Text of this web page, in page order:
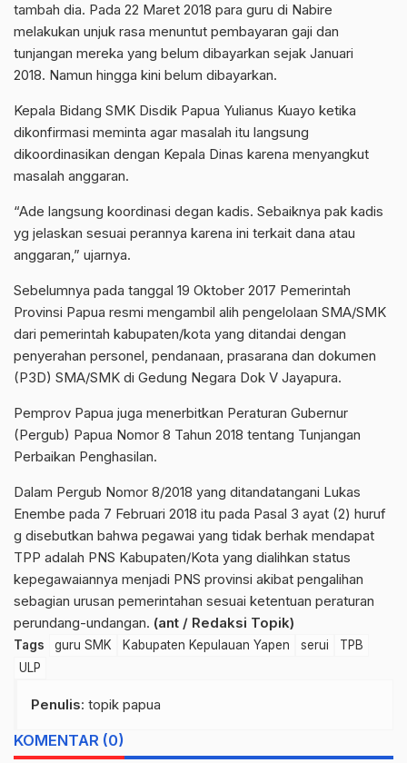
tambah dia. Pada 22 Maret 2018 para guru di Nabire
melakukan unjuk rasa menuntut pembayaran gaji dan
tunjangan mereka yang belum dibayarkan sejak Januari
2018. Namun hingga kini belum dibayarkan.
Kepala Bidang SMK Disdik Papua Yulianus Kuayo ketika
dikonfirmasi meminta agar masalah itu langsung
dikoordinasikan dengan Kepala Dinas karena menyangkut
masalah anggaran.
“Ade langsung koordinasi degan kadis. Sebaiknya pak kadis
yg jelaskan sesuai perannya karena ini terkait dana atau
anggaran,” ujarnya.
Sebelumnya pada tanggal 19 Oktober 2017 Pemerintah
Provinsi Papua resmi mengambil alih pengelolaan SMA/SMK
dari pemerintah kabupaten/kota yang ditandai dengan
penyerahan personel, pendanaan, prasarana dan dokumen
(P3D) SMA/SMK di Gedung Negara Dok V Jayapura.
Pemprov Papua juga menerbitkan Peraturan Gubernur
(Pergub) Papua Nomor 8 Tahun 2018 tentang Tunjangan
Perbaikan Penghasilan.
Dalam Pergub Nomor 8/2018 yang ditandatangani Lukas
Enembe pada 7 Februari 2018 itu pada Pasal 3 ayat (2) huruf
g disebutkan bahwa pegawai yang tidak berhak mendapat
TPP adalah PNS Kabupaten/Kota yang dialihkan status
kepegawaiannya menjadi PNS provinsi akibat pengalihan
sebagian urusan pemerintahan sesuai ketentuan peraturan
perundang-undangan. (ant / Redaksi Topik)
Tags guru SMK Kabupaten Kepulauan Yapen serui
TPB
ULP
Penulis: topik papua
KOMENTAR (0)